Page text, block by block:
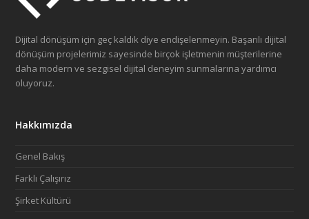
Dijital dönüşüm için geç kaldık diye endişelenmeyin. Başarılı dijital
dönüşüm projelerimiz sayesinde birçok işletmenin müşterilerine
daha modern ve sezgisel dijital deneyim sunmalarına yardımcı
oluyoruz.
Hakkımızda
Genel Bakış
Farklı Çalışırız
Şirket Kültürü